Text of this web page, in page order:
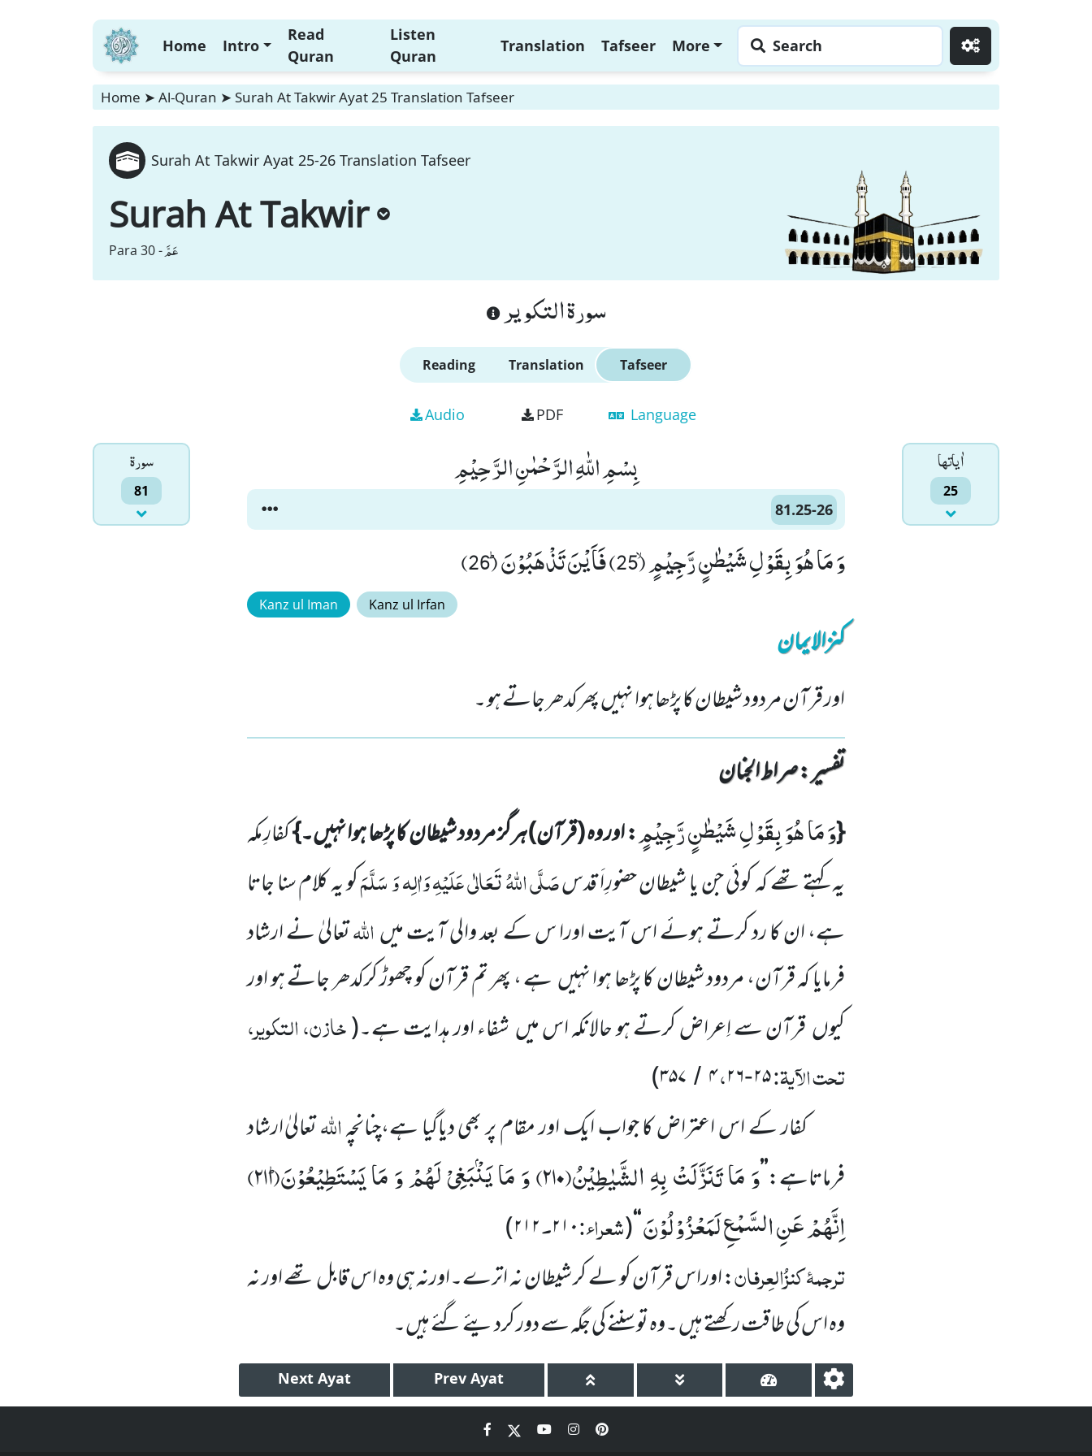
Home Intro
Read
Quran
Listen
Quran
Translation Tafseer More Search
Home ➤ Al-Quran ➤ Surah At Takwir Ayat 25 Translation Tafseer
Surah At Takwir Ayat 25-26 Translation Tafseer
Surah At Takwir
Para 30 -عَمَّ
سورة التكوير
Reading Translation Tafseer
Audio PDF Language
سورۃ
81
اٰياتها
25
بِسْمِ اللّٰهِ الرَّحْمٰنِ الرَّحِیْمِ
81.25-26
وَ مَا هُوَ بِقَوْلِ شَیْطٰنٍ رَّجِیْمٍۙ (25) فَاَیْنَ تَذْهَبُوْنَؕ (26)
Kanz ul Iman Kanz ul Irfan
کنزالایمان
اور قرآن مردود شیطان کا پڑھا ہوا نہیں پھر کدھر جاتے ہو ۔
تفسیر : ‎صراط الجنان
{وَ مَا هُوَ بِقَوْلِ شَیْطٰنٍ رَّجِیْمٍ: اور وہ(قرآن)ہرگز مردود شیطان کا پڑھا ہوا نہیں۔}کفارِ مکہ
یہ کہتے تھے کہ کوئی جن یا شیطانحضورِاَ قدسصَلَّی اللّٰہُ تَعَالٰی عَلَیْہِ وَاٰلِہ وَ سَلَّمَکو یہ کلام سنا جاتا
ہے، ان کا رد کرتے ہوئے اس آیت اورا س کے بعد والی آیتمیںاللّٰہتعالیٰ نے ارشاد
فرمایا کہ قرآن، مردود شیطان کا پڑھا ہوا نہیںہے ، پھر تم قرآن کو چھوڑ کرکدھر جاتے ہو اور
کیوںقرآن سے اِعراض کرتے ہو حالانکہ اس میںشفاء اور ہدایت ہے۔(خازن، التکویر،
تحت الآیۃ:۲۵-۲۶،۴ / ۳۵۷)
کفار کے اس اعتراض کا جواب ایک اور مقام پر بھی دیاگیا ہے،چنانچہاللّٰہتعالیٰ ارشاد
فرماتاہے:’’وَ مَا تَنَزَّلَتْ بِهِ الشَّیٰطِیْنُ(۲۱۰) وَ مَا یَنْۢبَغِیْ لَهُمْ وَ مَا یَسْتَطِیْعُوْنَؕ(۲۱۱)
اِنَّهُمْ عَنِ السَّمْعِ لَمَعْزُوْلُوْنَ‘‘
(شعراء:۲۱۰۔۲۱۲)
ترجمۂکنزُالعِرفان: اوراس قرآن کو لے کر شیطان نہاترے۔اورنہ ہی وہ اس قابل تھے اور نہ
وہ اس کی طاقت رکھتے ہیں ۔وہ تو سننے کی جگہ سے دور کردیئے گئے ہیں۔
Next Ayat Prev Ayat